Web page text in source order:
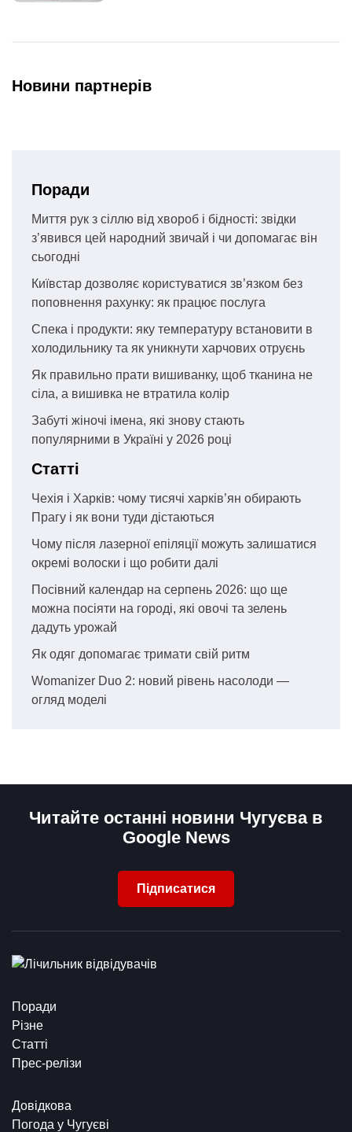
Новини партнерів
Поради
Миття рук з сіллю від хвороб і бідності: звідки
з’явився цей народний звичай і чи допомагає він
сьогодні
Київстар дозволяє користуватися зв’язком без
поповнення рахунку: як працює послуга
Спека і продукти: яку температуру встановити в
холодильнику та як уникнути харчових отруєнь
Як правильно прати вишиванку, щоб тканина не
сіла, а вишивка не втратила колір
Забуті жіночі імена, які знову стають
популярними в Україні у 2026 році
Статті
Чехія і Харків: чому тисячі харків’ян обирають
Прагу і як вони туди дістаються
Чому після лазерної епіляції можуть залишатися
окремі волоски і що робити далі
Посівний календар на серпень 2026: що ще
можна посіяти на городі, які овочі та зелень
дадуть урожай
Як одяг допомагає тримати свій ритм
Womanizer Duo 2: новий рівень насолоди —
огляд моделі
Читайте останні новини Чугуєва в
Google News
Підписатися
Поради
Різне
Статті
Прес-релізи
Довідкова
Погода у Чугуєві